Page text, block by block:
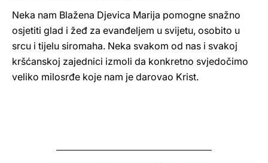
Neka nam Blažena Djevica Marija pomogne snažno
osjetiti glad i žeđ za evanđeljem u svijetu, osobito u
srcu i tijelu siromaha. Neka svakom od nas i svakoj
kršćanskoj zajednici izmoli da konkretno svjedočimo
veliko milosrđe koje nam je darovao Krist.